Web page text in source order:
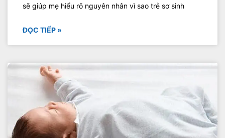
sẽ giúp mẹ hiểu rõ nguyên nhân vì sao trẻ sơ sinh
ĐỌC TIẾP »